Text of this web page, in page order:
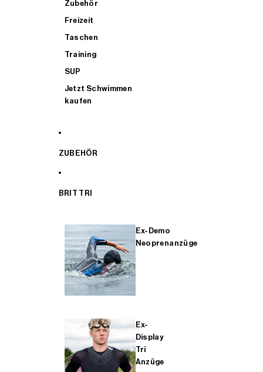
Zubehör
Freizeit
Taschen
Training
SUP
Jetzt Schwimmen
kaufen
ZUBEHÖR
BRIT TRI
Ex-Demo
Neoprenanzüge
Ex-
Display
Tri
Anzüge